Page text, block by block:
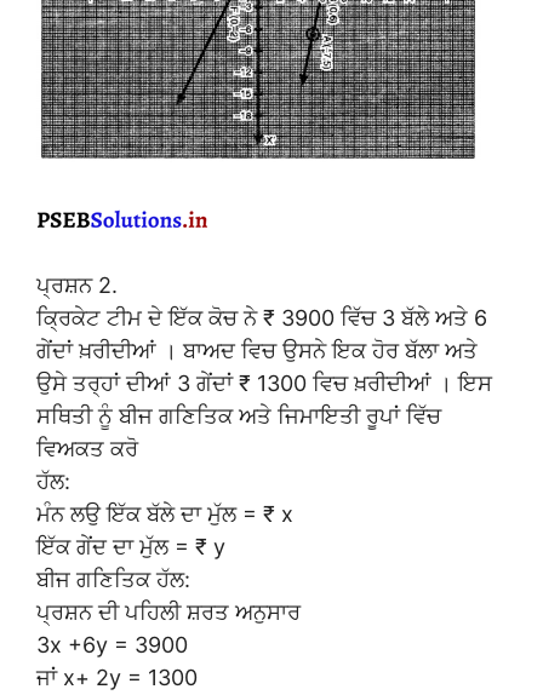
ਪ੍ਰਸ਼ਨ 2.
ਕ੍ਰਿਕੇਟ ਟੀਮ ਦੇ ਇੱਕ ਕੋਚ ਨੇ ₹ 3900 ਵਿੱਚ 3 ਬੱਲੇ ਅਤੇ 6
ਗੇਂਦਾਂ ਖ਼ਰੀਦੀਆਂ । ਬਾਅਦ ਵਿਚ ਉਸਨੇ ਇਕ ਹੋਰ ਬੱਲਾ ਅਤੇ
ਉਸੇ ਤਰ੍ਹਾਂ ਦੀਆਂ 3 ਗੇਂਦਾਂ ₹ 1300 ਵਿਚ ਖ਼ਰੀਦੀਆਂ । ਇਸ
ਸਥਿਤੀ ਨੂੰ ਬੀਜ ਗਣਿਤਿਕ ਅਤੇ ਜਿਮਾਇਤੀ ਰੂਪਾਂ ਵਿੱਚ
ਵਿਅਕਤ ਕਰੋ
ਹੱਲ:
ਮੰਨ ਲਉ ਇੱਕ ਬੱਲੇ ਦਾ ਮੁੱਲ = ₹ x
ਇੱਕ ਗੇਂਦ ਦਾ ਮੁੱਲ = ₹ y
ਬੀਜ ਗਣਿਤਿਕ ਹੱਲ:
ਪ੍ਰਸ਼ਨ ਦੀ ਪਹਿਲੀ ਸ਼ਰਤ ਅਨੁਸਾਰ
3x +6y = 3900
ਜਾਂ x+ 2y = 1300